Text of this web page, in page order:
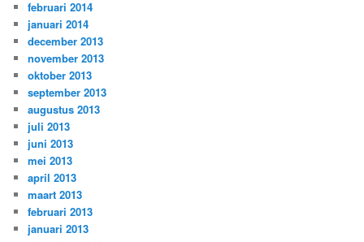
februari 2014
januari 2014
december 2013
november 2013
oktober 2013
september 2013
augustus 2013
juli 2013
juni 2013
mei 2013
april 2013
maart 2013
februari 2013
januari 2013